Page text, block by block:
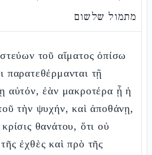
מתמול שלשום
τοῦ αἵματος ὀπίσω
παρατεθέρμανται τῇ
αὐτόν, ἐὰν μακροτέρα ᾖ ἡ
τὴν ψυχήν, καὶ ἀποθάνῃ,
θανάτου, ὅτι οὐ
ἐχθὲς καὶ πρὸ τῆς